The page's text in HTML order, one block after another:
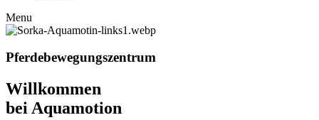
Menu
Pferdebewegungszentrum
Willkommen
bei Aquamotion